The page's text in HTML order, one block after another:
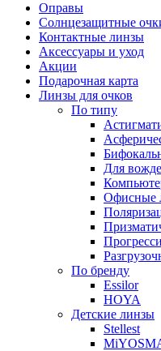
Оправы
Солнцезащитные
Контактные линзы
Аксессуары и уход
Акции
Подарочная карта
Линзы для очков
По типу
Для
Офисные
По бренду
Essilor
HOYA
Детские линзы
Stellest